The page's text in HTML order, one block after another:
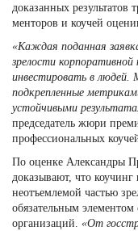
доказанных
менторов и коучей
«Каждая поданная
зрелости
инвестировать в людей.
подкрепленные
устойчивыми
председатель жюри
профессиональных
По оценке Александры
доказывают, что коучинг
неотъемлемой частью
обязательным
организаций. «От